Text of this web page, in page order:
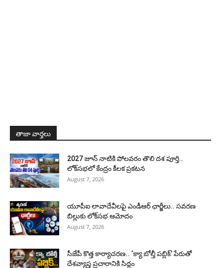
తాజా వార్తలు
2027 జూన్ నాటికి పోలవరం తొలి దశ పూర్తి..
లోక్‌సభలో కేంద్రం కీలక ప్రకటన
August 7, 2026
యూపీఐ లావాదేవీలపై ఎండీఆర్ ఛార్జీలు.. సవరణ
బిల్లుకు లోక్‌సభ ఆమోదం
August 7, 2026
సీజేపీ కొత్త కార్యాచరణ.. ‘క్యా బోల్తీ పబ్లిక్’ పేరుతో
దేశవ్యాప్త ప్రచారానికి సిద్ధం